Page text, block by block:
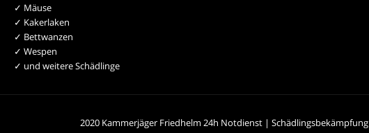
✓ Mäuse
✓ Kakerlaken
✓ Bettwanzen
✓ Wespen
✓ und weitere Schädlinge
2020 Kammerjäger Friedhelm 24h Notdienst | Schädlingsbekämpfung